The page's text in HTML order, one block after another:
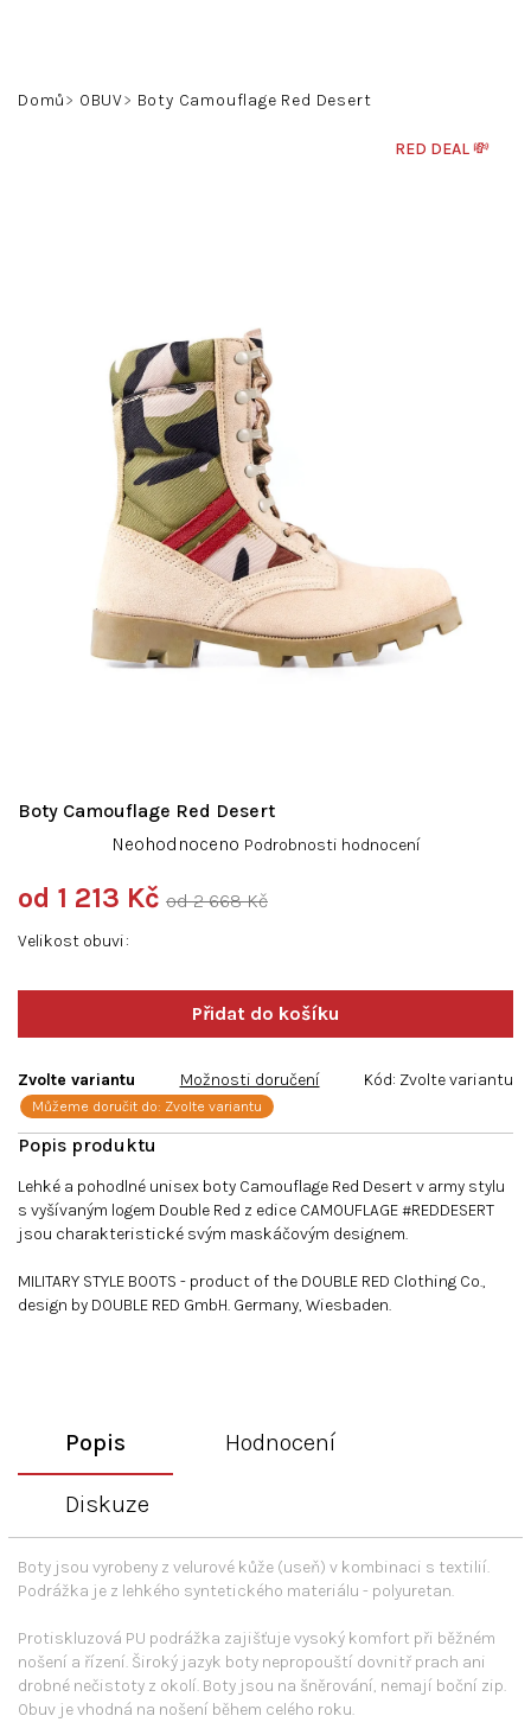
košík
Domů OBUV Boty Camouflage Red Desert
Lehké a pohodlné unisex boty Camouflage Red Desert v army stylu
s vyšívaným logem Double Red z edice CAMOUFLAGE #REDDESERT
jsou charakteristické svým maskáčovým designem.
MILITARY STYLE BOOTS - product of the DOUBLE RED Clothing Co.,
design by DOUBLE RED GmbH. Germany, Wiesbaden.
Velikost obuvi
od 2 668 Kč
od 1 213 Kč
cena:
Zvolte variantu
Můžeme doručit do: Zvolte variantu
Možnosti doručení Kód: Zvolte variantu
Boty Camouflage Red Desert
produktu
je
0,0
Neohodnoceno Podrobnosti hodnocení
RED DEAL 💸
Popis Hodnocení
Diskuze
Boty jsou vyrobeny z velurové kůže (useň) v kombinaci s textilií.
Podrážka je z lehkého syntetického materiálu - polyuretan.
Protiskluzová PU podrážka zajišťuje vysoký komfort při běžném
nošení a řízení. Široký jazyk boty nepropouští dovnitř prach ani
drobné nečistoty z okolí. Boty jsou na šněrování, nemají boční zip.
Obuv je vhodná na nošení během celého roku.